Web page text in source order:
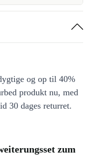
og op til 40%
produkt nu, med
30 dages returret.
zum